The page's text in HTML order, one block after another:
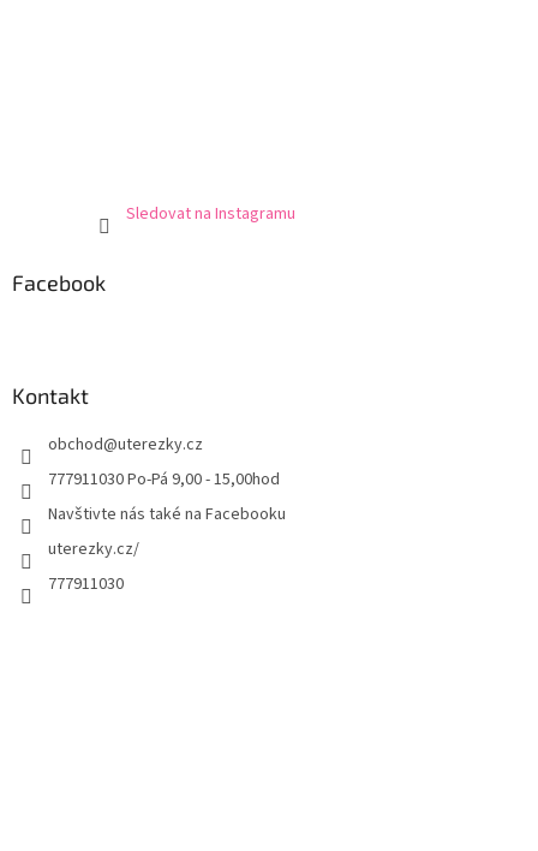
Sledovat na Instagramu
Facebook
Kontakt
obchod@uterezky.cz
777911030 Po-Pá 9,00 - 15,00hod
Navštivte nás také na Facebooku
uterezky.cz/
777911030